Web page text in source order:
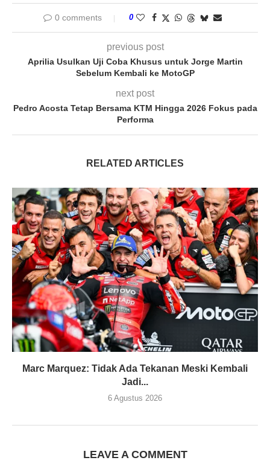
0 comments 0
previous post
Aprilia Usulkan Uji Coba Khusus untuk Jorge Martin
Sebelum Kembali ke MotoGP
next post
Pedro Acosta Tetap Bersama KTM Hingga 2026 Fokus pada
Performa
RELATED ARTICLES
Marc Marquez: Tidak Ada Tekanan Meski Kembali
Jadi...
6 Agustus 2026
LEAVE A COMMENT